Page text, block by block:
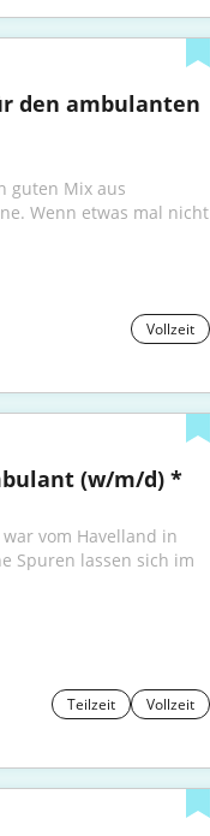
den ambulanten
guten Mix aus
Wenn etwas mal nicht
Vollzeit
(w/m/d) *
vom Havelland in
Spuren lassen sich im
Teilzeit Vollzeit